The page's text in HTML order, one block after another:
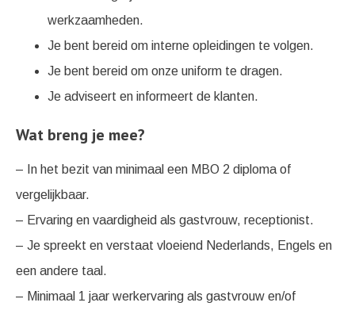
werkzaamheden.
Je bent bereid om interne opleidingen te volgen.
Je bent bereid om onze uniform te dragen.
Je adviseert en informeert de klanten.
Wat breng je mee?
– In het bezit van minimaal een MBO 2 diploma of
vergelijkbaar.
– Ervaring en vaardigheid als gastvrouw, receptionist.
– Je spreekt en verstaat vloeiend Nederlands, Engels en
een andere taal.
– Minimaal 1 jaar werkervaring als gastvrouw en/of